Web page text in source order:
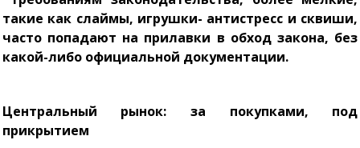
такие как слаймы, игрушки- антистресс и сквиши,
часто попадают на прилавки в обход закона, без
какой-либо официальной документации.
Центральный рынок: за покупками, под
прикрытием